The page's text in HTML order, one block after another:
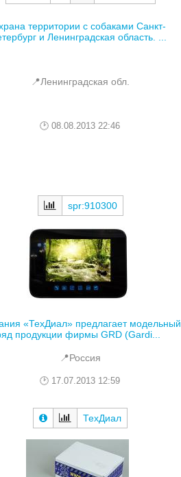
территории с собаками Санкт-
и Ленинградская область. ...
📍Ленинградская обл.
08.08.2013 22:46
spr:910300
«ТехДиал» предлагает модельный
продукции фирмы GRD (Gardi...
📍Россия
17.07.2013 12:59
ТехДиал